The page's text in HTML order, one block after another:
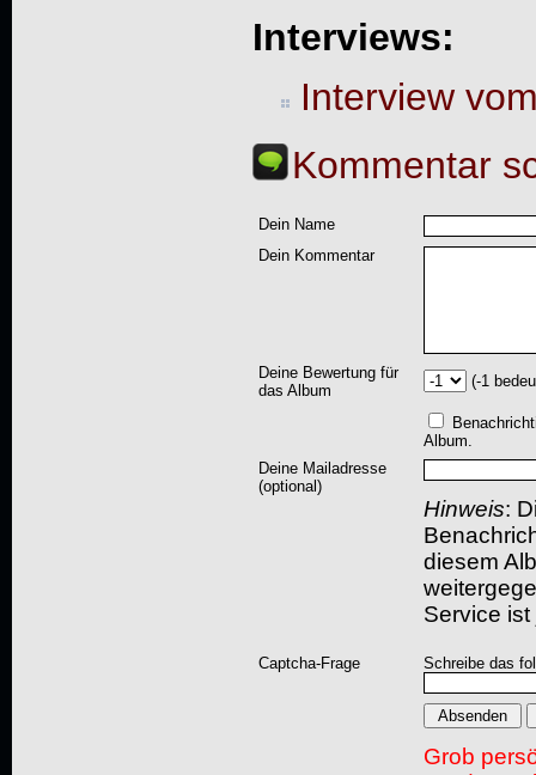
Interviews:
Interview
Kommentar
Dein Name
Dein Kommentar
Deine Bewertung für
das Album
(-1
Album.
Deine Mailadresse
(optional)
Hinweis:
diesem
Service
Captcha-Frage Schreibe das
Grob